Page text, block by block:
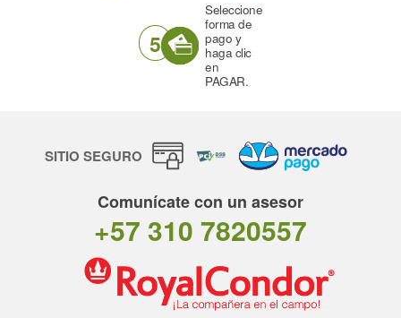
5
Seleccione
forma de
pago y
haga clic
en
PAGAR.
SITIO SEGURO
Comunícate con un asesor
+57 310 7820557